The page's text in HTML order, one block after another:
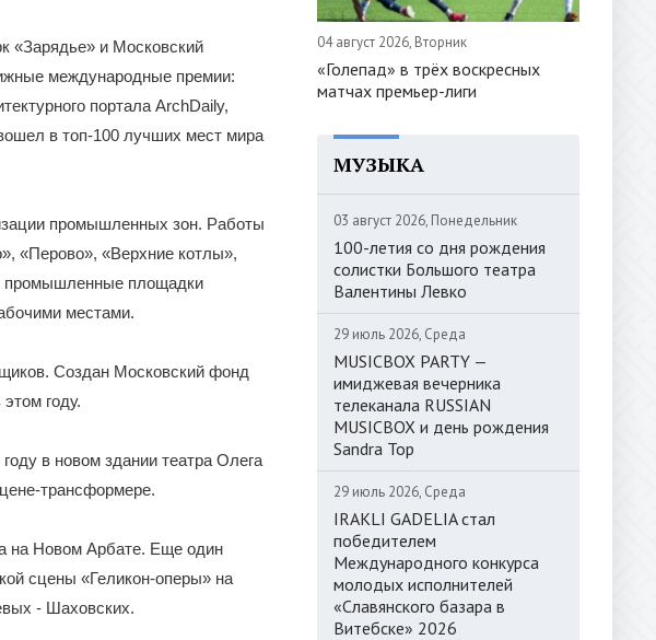
«Зарядье» и Московский
международные премии:
портала ArchDaily,
в топ-100 лучших мест мира
промышленных зон. Работы
«Перово», «Верхние котлы»,
промышленные площадки
местами.
Создан Московский фонд
году.
в новом здании театра Олега
трансформере.
на Новом Арбате. Еще один
сцены «Геликон-оперы» на
- Шаховских.
04 август 2026, Вторник
«Голепад» в трёх воскресных
матчах премьер-лиги
МУЗЫКА
03 август 2026, Понедельник
100-летия со дня рождения
солистки Большого театра
Валентины Левко
29 июль 2026, Среда
MUSICBOX PARTY —
имиджевая вечерника
телеканала RUSSIAN
MUSICBOX и день рождения
Sandra Top
29 июль 2026, Среда
IRAKLI GADELIA стал
победителем
Международного конкурса
молодых исполнителей
«Славянского базара в
Витебске» 2026